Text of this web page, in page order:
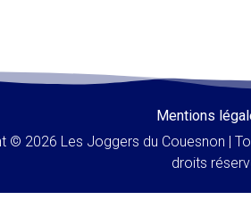
Mentions
© 2026 Les Joggers du Couesnon |
droits